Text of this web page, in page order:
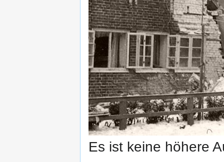
Es ist keine höhere